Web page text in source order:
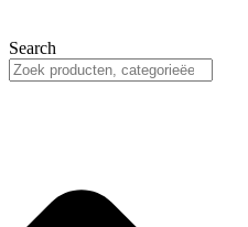
Search